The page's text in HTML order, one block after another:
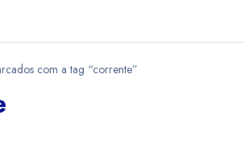
com a tag “corrente”